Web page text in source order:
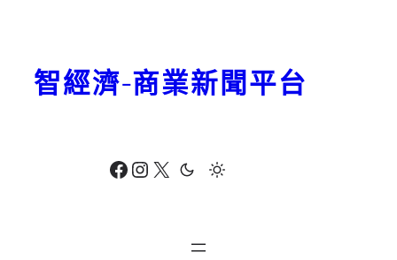
Facebook Instagram X
智經濟-商業新聞平台